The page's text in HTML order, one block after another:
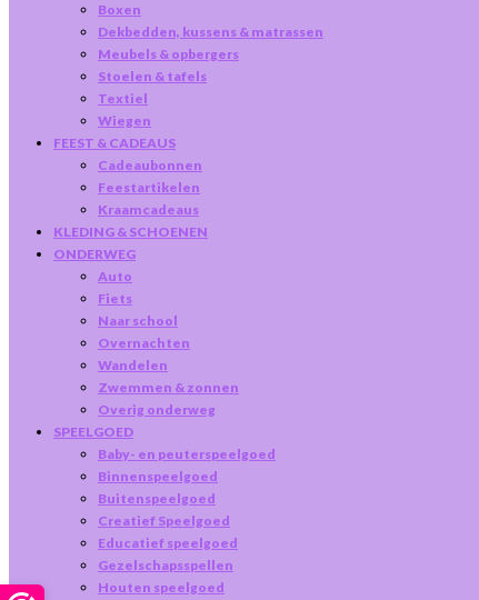
Boxen
Dekbedden, kussens & matrassen
Meubels & opbergers
Stoelen & tafels
Textiel
Wiegen
FEEST & CADEAUS
Cadeaubonnen
Feestartikelen
Kraamcadeaus
KLEDING & SCHOENEN
ONDERWEG
Auto
Fiets
Naar school
Overnachten
Wandelen
Zwemmen & zonnen
Overig onderweg
SPEELGOED
Baby- en peuterspeelgoed
Binnenspeelgoed
Buitenspeelgoed
Creatief Speelgoed
Educatief speelgoed
Gezelschapsspellen
Houten speelgoed